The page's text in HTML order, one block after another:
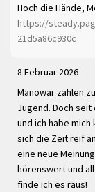
Hoch die Hände,
https://
21d5a86c930c
8 Februar 2026
Manowar zählen
Jugend. Doch
und ich habe
sich die Zeit reif
eine neue
hörenswert und
finde ich es raus!